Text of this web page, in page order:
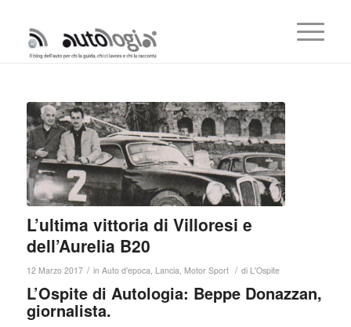
L’ultima vittoria di Villoresi e
dell’Aurelia B20
12 Marzo 2017 / in Auto d'epoca Lancia Motor Sport / di L'Ospite
L’Ospite di Autologia: Beppe Donazzan,
giornalista.